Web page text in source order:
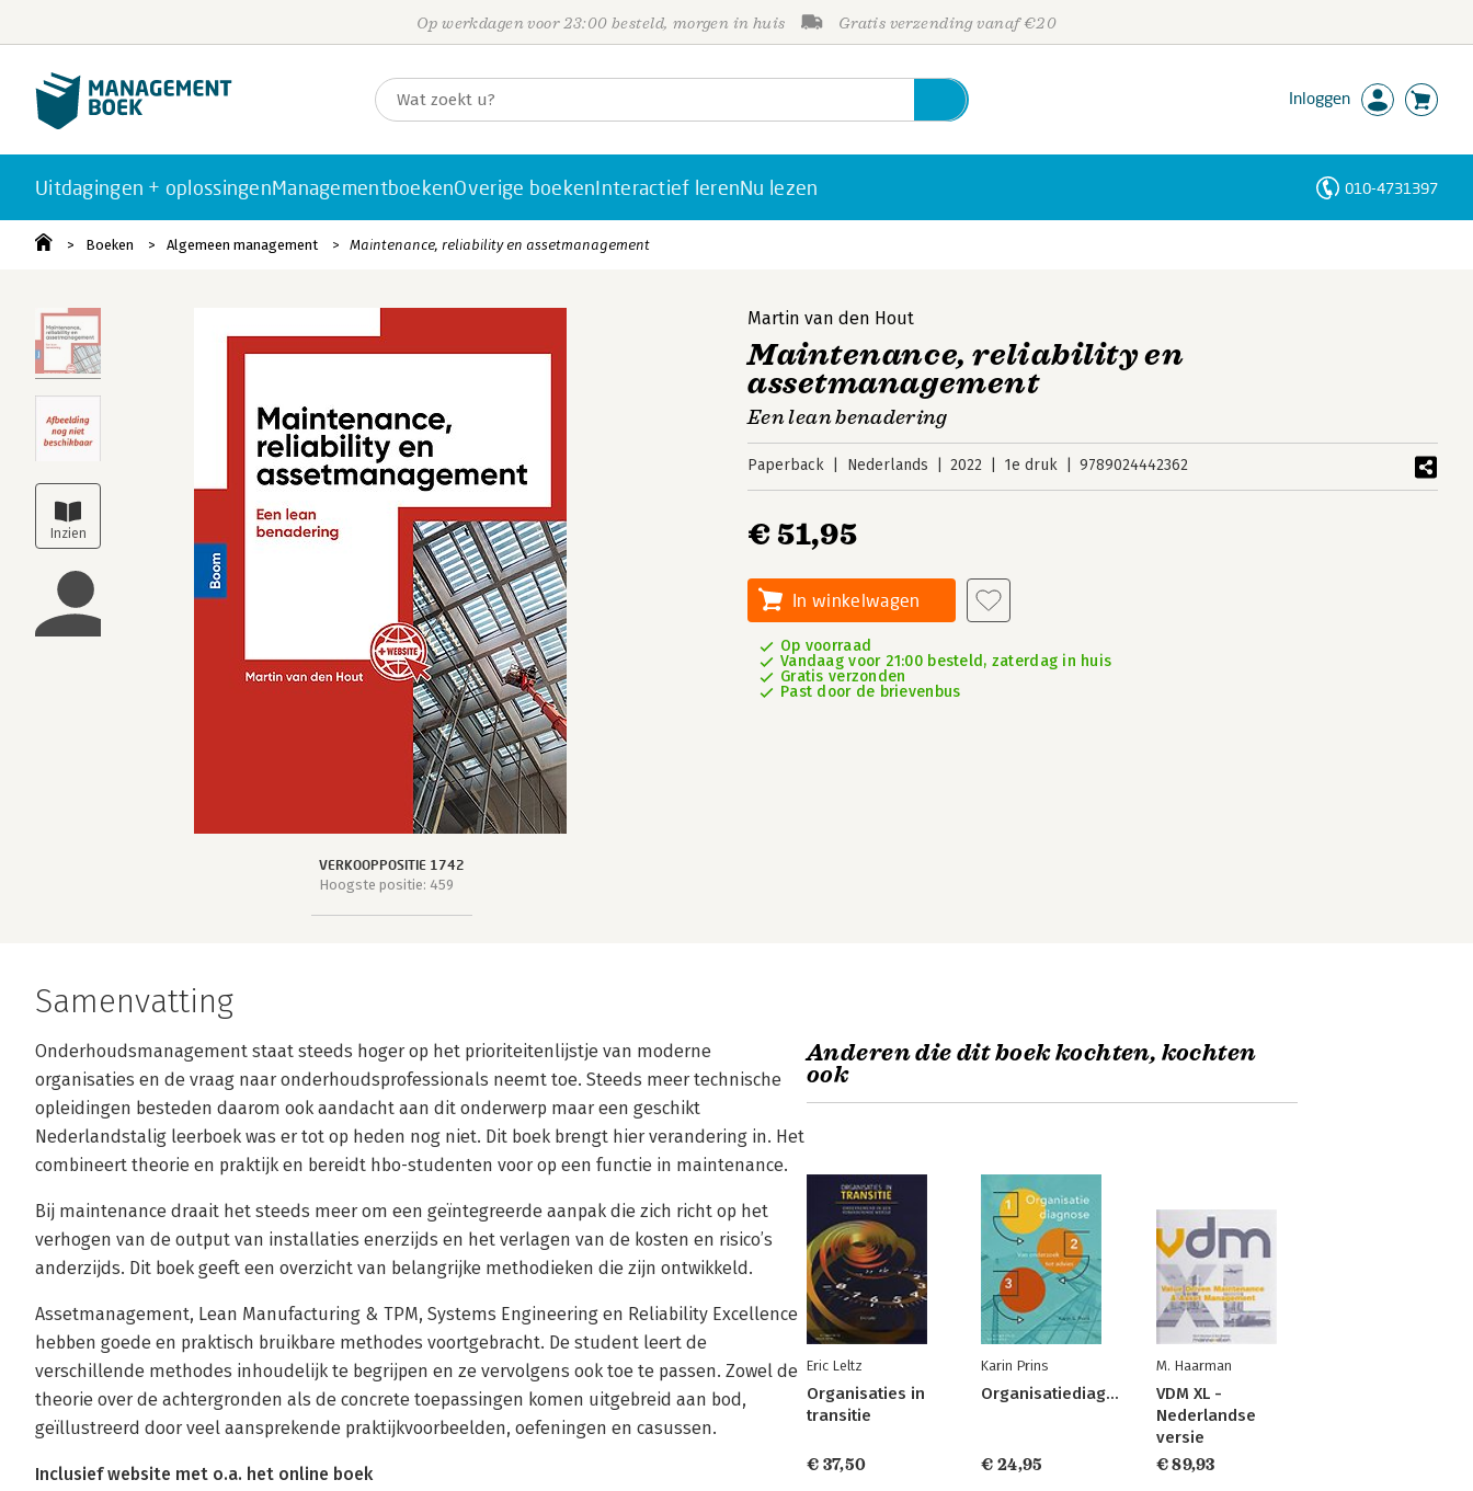
Op werkdagen voor 23:00 besteld, morgen in huis Gratis verzending vanaf €20
Inloggen
Uitdagingen + oplossingenManagementboekenOverige boekenInteractief lerenNu lezen 010-4731397
Boeken Algemeen management Maintenance, reliability en assetmanagement
VERKOOPPOSITIE 1742
Hoogste positie: 459
Martin van den Hout
Maintenance, reliability en
assetmanagement
Een lean benadering
Paperback Nederlands 2022 1e druk 9789024442362
€ 51,95
In winkelwagen
Op voorraad
Vandaag voor 21:00 besteld, zaterdag in huis
Gratis verzonden
Past door de brievenbus
Samenvatting
Onderhoudsmanagement staat steeds hoger op het prioriteitenlijstje van moderne
organisaties en de vraag naar onderhoudsprofessionals neemt toe. Steeds meer technische
opleidingen besteden daarom ook aandacht aan dit onderwerp maar een geschikt
Nederlandstalig leerboek was er tot op heden nog niet. Dit boek brengt hier verandering in. Het
combineert theorie en praktijk en bereidt hbo-studenten voor op een functie in maintenance.
Bij maintenance draait het steeds meer om een geïntegreerde aanpak die zich richt op het
verhogen van de output van installaties enerzijds en het verlagen van de kosten en risico’s
anderzijds. Dit boek geeft een overzicht van belangrijke methodieken die zijn ontwikkeld.
Assetmanagement, Lean Manufacturing & TPM, Systems Engineering en Reliability Excellence
hebben goede en praktisch bruikbare methodes voortgebracht. De student leert de
verschillende methodes inhoudelijk te begrijpen en ze vervolgens ook toe te passen. Zowel de
theorie over de achtergronden als de concrete toepassingen komen uitgebreid aan bod,
geïllustreerd door veel aansprekende praktijkvoorbeelden, oefeningen en casussen.
Inclusief website met o.a. het online boek
Anderen die dit boek kochten, kochten
ook
Eric Leltz
Organisaties in
transitie
€ 37,50
Karin Prins
Organisatiediagnose
€ 24,95
M. Haarman
VDM XL -
Nederlandse
versie
€ 89,93
Personen